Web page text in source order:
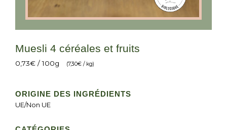
Muesli 4 céréales et fruits
0,73€ / 100g (7,30€ / kg)
ORIGINE DES INGRÉDIENTS
UE/Non UE